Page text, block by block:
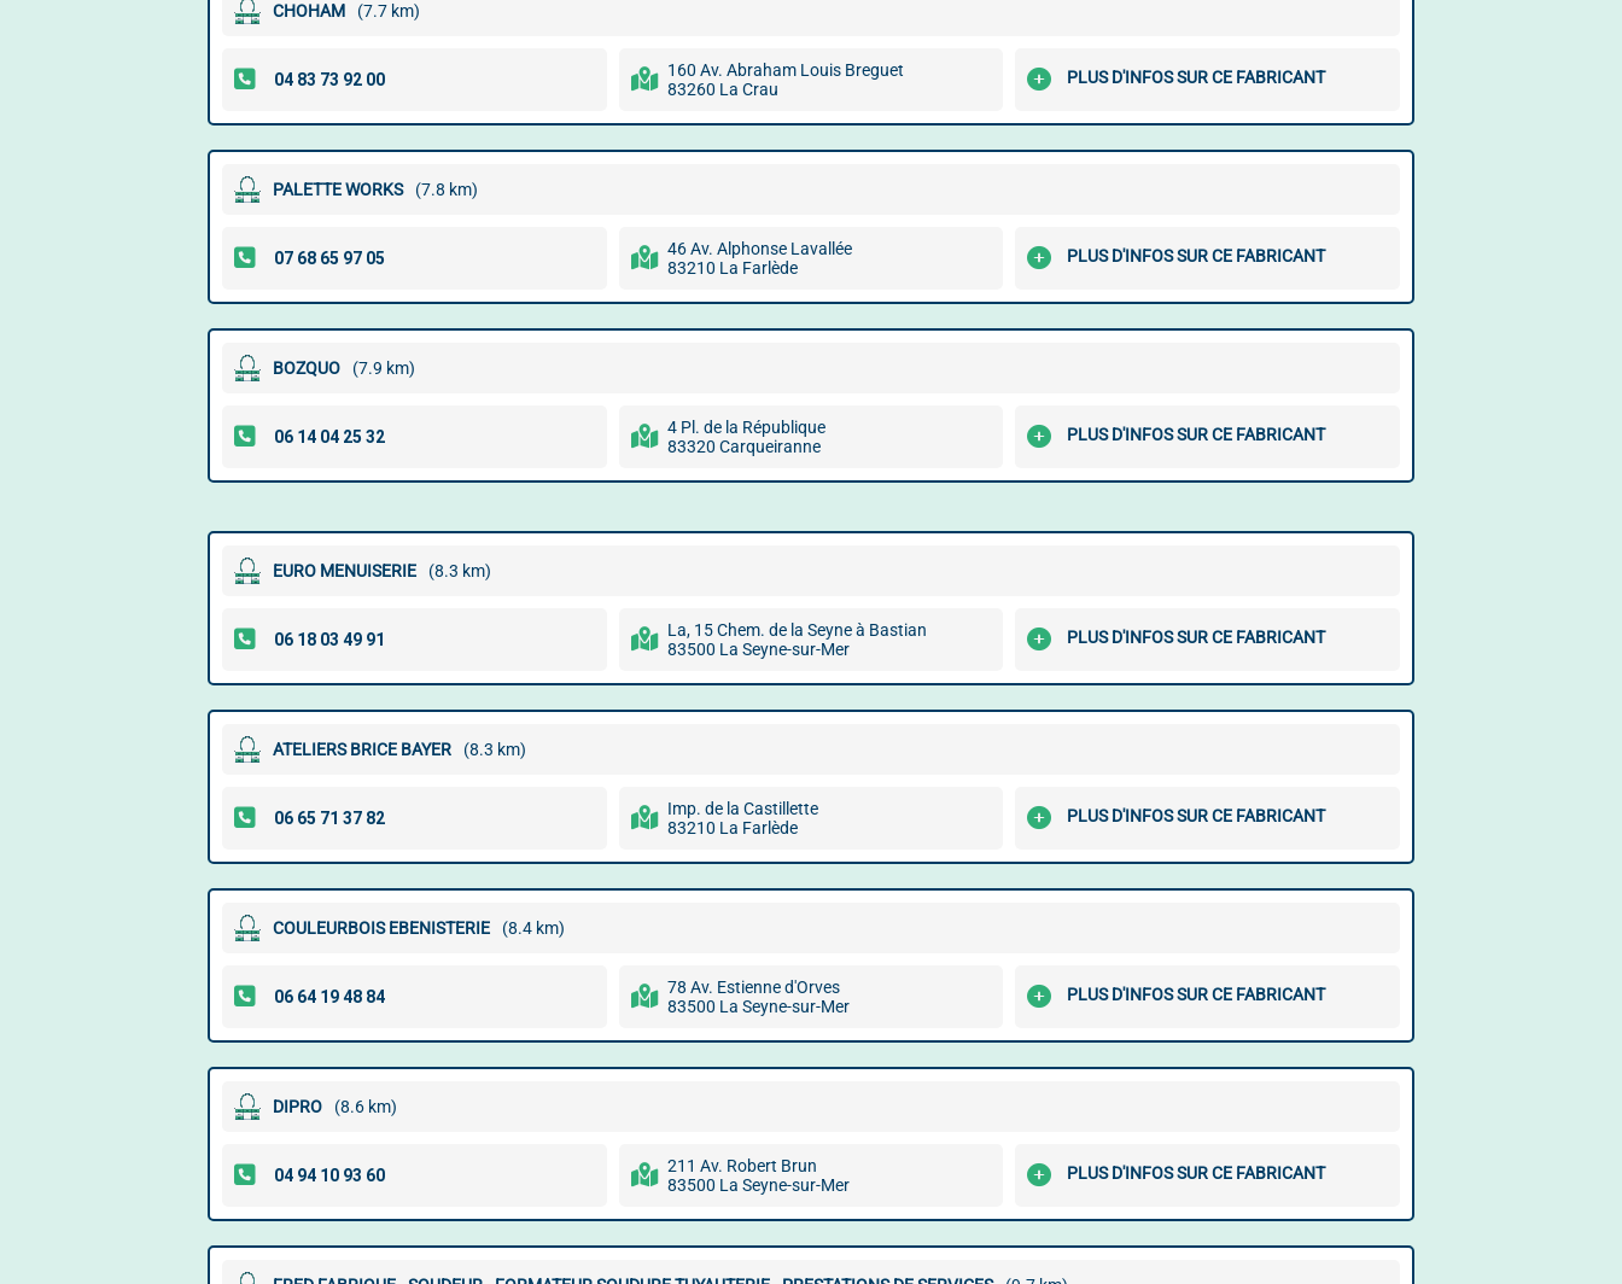
CHOHAM (7.7 km)
160 Av. Abraham Louis Breguet
83260 La Crau
PLUS D'INFOS SUR CE FABRICANT
PALETTE WORKS (7.8 km)
46 Av. Alphonse Lavallée
83210 La Farlède
PLUS D'INFOS SUR CE FABRICANT
BOZQUO (7.9 km)
4 Pl. de la République
83320 Carqueiranne
PLUS D'INFOS SUR CE FABRICANT
EURO MENUISERIE (8.3 km)
La, 15 Chem. de la Seyne à Bastian
83500 La Seyne-sur-Mer
PLUS D'INFOS SUR CE FABRICANT
ATELIERS BRICE BAYER (8.3 km)
Imp. de la Castillette
83210 La Farlède
PLUS D'INFOS SUR CE FABRICANT
COULEURBOIS EBENISTERIE (8.4 km)
78 Av. Estienne d'Orves
83500 La Seyne-sur-Mer
PLUS D'INFOS SUR CE FABRICANT
DIPRO (8.6 km)
211 Av. Robert Brun
83500 La Seyne-sur-Mer
PLUS D'INFOS SUR CE FABRICANT